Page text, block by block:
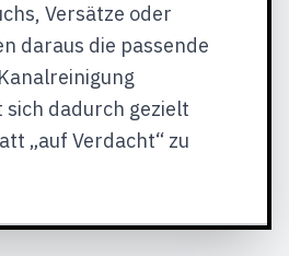
Versätze oder
daraus die passende
sich dadurch gezielt
„auf Verdacht“ zu